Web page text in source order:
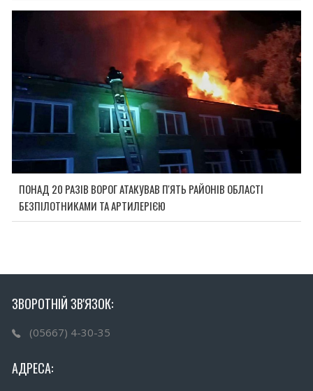
ПОНАД 20 РАЗІВ ВОРОГ АТАКУВАВ П'ЯТЬ РАЙОНІВ ОБЛАСТІ
БЕЗПІЛОТНИКАМИ ТА АРТИЛЕРІЄЮ
ЗВОРОТНІЙ ЗВ'ЯЗОК:
(05667) 4-30-35
АДРЕСА: